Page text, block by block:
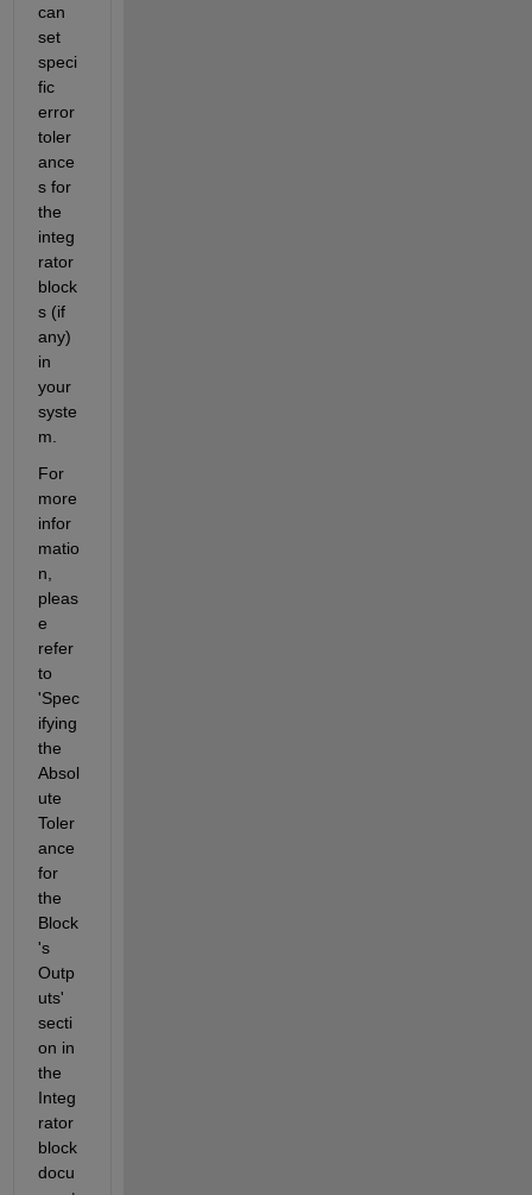
can
set
speci
fic
error
toler
ance
s for
the
integ
rator
block
s (if
any)
in
your
syste
m.
For
more
infor
matio
n,
pleas
e
refer
to
'Spec
ifying
the
Absol
ute
Toler
ance
for
the
Block
's
Outp
uts'
secti
on in
the
Integ
rator
block
docu